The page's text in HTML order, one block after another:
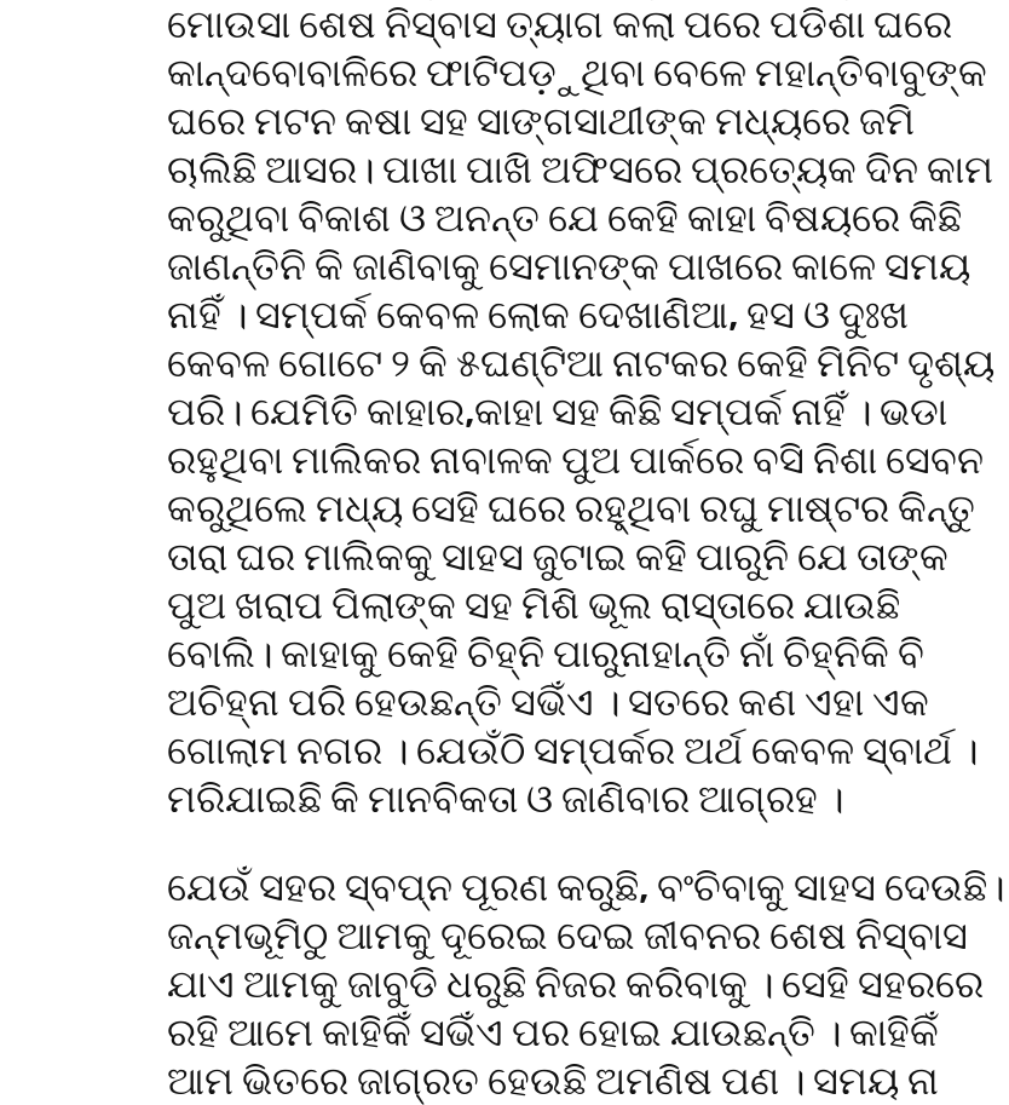
ମୋଉସା ଶେଷ ନିସ୍ବାସ ତ୍ୟାଗ କଲା ପରେ ପଡିଶା ଘରେ
କାନ୍ଦବୋବାଳିରେ ଫାଟିପଡ଼ୁଥିବା ବେଳେ ମହାନ୍ତିବାବୁଙ୍କ
ଘରେ ମଟନ କଷା ସହ ସାଙ୍ଗସାଥୀଙ୍କ ମଧ୍ୟରେ ଜମି
ଚାଲିଛି ଆସର। ପାଖା ପାଖି ଅଫିସରେ ପ୍ରତ୍ୟେକ ଦିନ କାମ
କରୁଥିବା ବିକାଶ ଓ ଅନନ୍ତ ଯେ କେହି କାହା ବିଷୟରେ କିଛି
ଜାଣନ୍ତିନି କି ଜାଣିବାକୁ ସେମାନଙ୍କ ପାଖରେ କାଳେ ସମୟ
ନାହିଁ । ସମ୍ପର୍କ କେବଳ ଲୋକ ଦେଖାଣିଆ, ହସ ଓ ଦୁଃଖ
କେବଳ ଗୋଟେ ୨ କି ୫ଘଣ୍ଟିଆ ନାଟକର କେହି ମିନିଟ ଦୃଶ୍ୟ
ପରି। ଯେମିତି କାହାର,କାହା ସହ କିଛି ସମ୍ପର୍କ ନାହିଁ । ଭଡା
ରହୁଥିବା ମାଲିକର ନାବାଳକ ପୁଅ ପାର୍କରେ ବସି ନିଶା ସେବନ
କରୁଥିଲେ ମଧ୍ୟ ସେହି ଘରେ ରହୁ୍ଥିବା ରଘୁ ମାଷ୍ଟର କିନ୍ତୁ
ତାରା ଘର ମାଲିକକୁ ସାହସ ଜୁଟାଇ କହି ପାରୁନି ଯେ ତାଙ୍କ
ପୁଅ ଖରାପ ପିଲାଙ୍କ ସହ ମିଶି ଭୂଲ ରାସ୍ତାରେ ଯାଉଛି
ବୋଲି। କାହାକୁ କେହି ଚିହ୍ନି ପାରୁନାହାନ୍ତି ନାଁ ଚିହ୍ନିକି ବି
ଅଚିହ୍ନା ପରି ହେଉଛନ୍ତି ସଭିଁଏ । ସତରେ କଣ ଏହା ଏକ
ଗୋଲାମ ନଗର । ଯେଉଁଠି ସମ୍ପର୍କର ଅର୍ଥ କେବଳ ସ୍ବାର୍ଥ ।
ମରିଯାଇଛି କି ମାନବିକତା ଓ ଜାଣିବାର ଆଗ୍ରହ ।
ଯେଉଁ ସହର ସ୍ବପ୍ନ ପୂରଣ କରୁଛି, ବଂଚିବାକୁ ସାହସ ଦେଉଛି।
ଜନ୍ମଭୂମିଠୁ ଆମକୁ ଦୂରେଇ ଦେଇ ଜୀବନର ଶେଷ ନିସ୍ବାସ
ଯାଏ ଆମକୁ ଜାବୁଡି ଧରୁଛି ନିଜର କରିବାକୁ । ସେହି ସହରରେ
ରହି ଆମେ କାହିକିଁ ସଭିଁଏ ପର ହୋଇ ଯାଉଛନ୍ତି । କାହିକିଁ
ଆମ ଭିତରେ ଜାଗ୍ରତ ହେଉଛି ଅମଣିଷ ପଣ । ସମୟ ନା